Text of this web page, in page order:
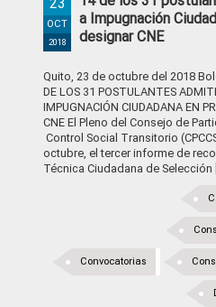
a Impugnación
designar CNE
OCT
2018
Quito, 23 de octubre del 2018
DE LOS 31 POSTULANTES
IMPUGNACIÓN CIUDADANA EN
CNE El Pleno del Consejo de
Control Social Transitorio
octubre, el tercer informe de
Técnica Ciudadana de Selección
Convocatorias